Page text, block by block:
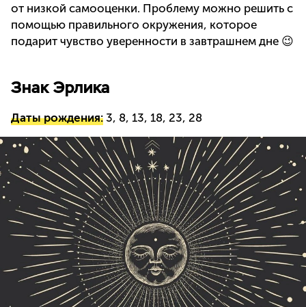
от низкой самооценки. Проблему можно решить с
помощью правильного окружения, которое
подарит чувство уверенности в завтрашнем дне 😉
Знак Эрлика
Даты рождения: 3, 8, 13, 18, 23, 28